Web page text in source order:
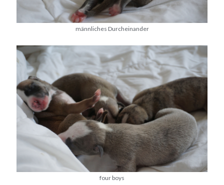
männliches Durcheinander
four boys